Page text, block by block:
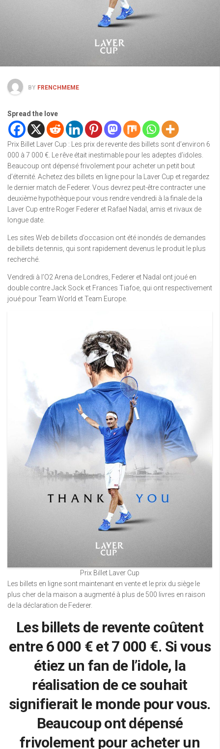
BY FRENCHMEME
Spread the love
Prix Billet Laver Cup : Les prix de revente des billets sont d’environ 6
000 à 7 000 €. Le rêve était inestimable pour les adeptes d’idoles.
Beaucoup ont dépensé frivolement pour acheter un petit bout
d’éternité. Achetez des billets en ligne pour la Laver Cup et regardez
le dernier match de Federer. Vous devrez peut-être contracter une
deuxième hypothèque pour vous rendre vendredi à la finale de la
Laver Cup entre Roger Federer et Rafael Nadal, amis et rivaux de
longue date.
Les sites Web de billets d’occasion ont été inondés de demandes
de billets de tennis, qui sont rapidement devenus le produit le plus
recherché.
Vendredi à l’O2 Arena de Londres, Federer et Nadal ont joué en
double contre Jack Sock et Frances Tiafoe, qui ont respectivement
joué pour Team World et Team Europe.
Prix Billet Laver Cup
Les billets en ligne sont maintenant en vente et le prix du siège le
plus cher de la maison a augmenté à plus de 500 livres en raison
de la déclaration de Federer.
Les billets de revente coûtent
entre 6 000 € et 7 000 €. Si vous
étiez un fan de l’idole, la
réalisation de ce souhait
signifierait le monde pour vous.
Beaucoup ont dépensé
frivolement pour acheter un